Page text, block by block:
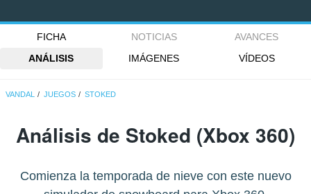
FICHA NOTICIAS
AVANCES
ANÁLISIS
IMÁGENES VÍDEOS
VANDAL JUEGOS STOKED
Análisis de Stoked (Xbox 360)
Comienza la temporada de nieve con este nuevo